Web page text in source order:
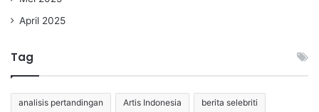
April 2025
Tag
analisis pertandingan Artis Indonesia berita selebriti